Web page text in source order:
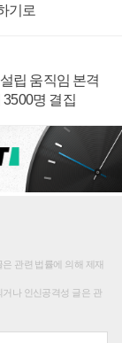
기로
립 움직임 본격
명 결집
관련 법률에 의해 제재
나 인신공격성 글은 관